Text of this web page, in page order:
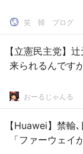
笑 韓 ブログ
【立憲民主党】
来られるんです
おーるじゃんる
【Huawei】禁
「ファーウェイ